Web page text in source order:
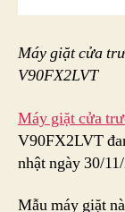
Máy giặt cửa
V90FX2LVT
Máy giặt cửa
V90FX2LVT
nhật ngày 30/
Mẫu máy giặt